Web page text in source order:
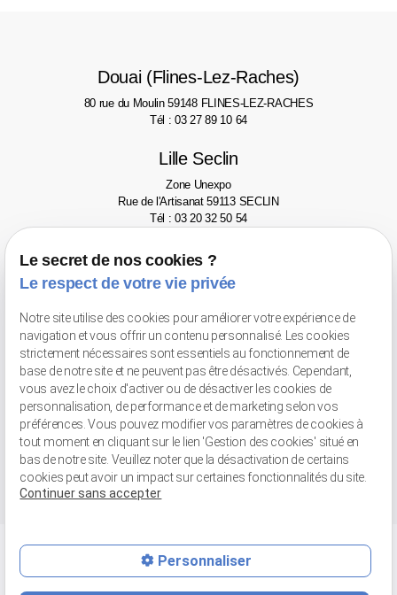
Douai (Flines-Lez-Raches)
80 rue du Moulin59148 FLINES-LEZ-RACHES
Tél : 03 27 89 10 64
Lille Seclin
Zone Unexpo
Rue de l'Artisanat59113 SECLIN
Tél : 03 20 32 50 54
Le Touquet-Paris-Plage
2 avenue des phares62520 LE TOUQUET
Valenciennes
Avenue Pompidou
59300 VALENCIENNES - Face au Gaumont
Tél : 03 66 20 02 52
Retrait de marchandises
56 bis rue Jean-Chemin59148 FLINES-LEZ-RACHES
Tél : 03 27 89 04 31
Le secret de nos cookies ?
Le respect de votre vie privée
Notre site utilise des cookies pour améliorer votre expérience de
navigation et vous offrir un contenu personnalisé. Les cookies
strictement nécessaires sont essentiels au fonctionnement de
base de notre site et ne peuvent pas être désactivés. Cependant,
vous avez le choix d'activer ou de désactiver les cookies de
personnalisation, de performance et de marketing selon vos
préférences. Vous pouvez modifier vos paramètres de cookies à
tout moment en cliquant sur le lien 'Gestion des cookies' situé en
bas de notre site. Veuillez noter que la désactivation de certains
cookies peut avoir un impact sur certaines fonctionnalités du site.
Continuer sans accepter
Personnaliser